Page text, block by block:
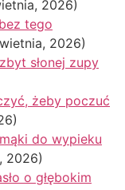
2026)
tego
2026)
słonej zupy
żeby poczuć
do wypieku
2026)
o głębokim